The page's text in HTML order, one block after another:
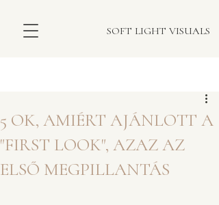
SOFT LIGHT VISUALS
5 OK, AMIÉRT AJÁNLOTT A
"FIRST LOOK", AZAZ AZ
ELSŐ MEGPILLANTÁS